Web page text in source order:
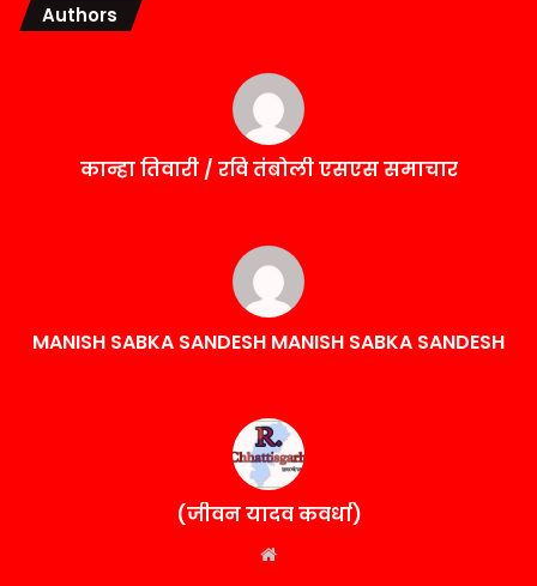
Authors
कान्हा तिवारी / रवि तंबोली एसएस समाचार
MANISH SABKA SANDESH MANISH SABKA SANDESH
(जीवन यादव कवर्धा)